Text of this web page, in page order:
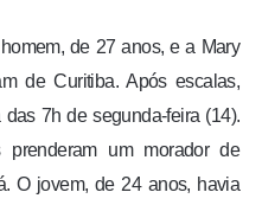
de 27 anos, e a Mary
de Curitiba. Após escalas,
7h de segunda-feira (14).
prenderam um morador de
O jovem, de 24 anos, havia